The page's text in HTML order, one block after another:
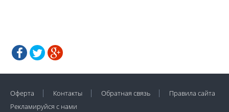
Оферта Контакты Обратная связь
Правила сайта
Рекламируйся с нами